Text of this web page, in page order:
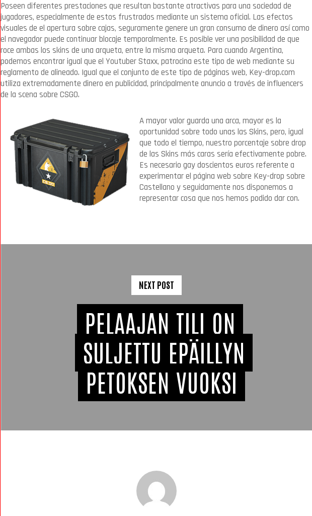
Poseen diferentes prestaciones que resultan bastante atractivas para una sociedad de
jugadores, especialmente de estos frustrados mediante un sistema oficial. Las efectos
visuales de el apertura sobre cajas, seguramente genere un gran consumo de dinero así­ como
el navegador puede continuar blocaje temporalmente. Es posible ver una posibilidad de que
roce ambas los skins de una arqueta, entre la misma arqueta. Para cuando Argentina,
podemos encontrar igual que el Youtuber Staxx, patrocina este tipo de web mediante su
reglamento de alineado. Igual que el conjunto de este tipo de páginas web, Key-drop.com
utiliza extremadamente dinero en publicidad, principalmente anuncio a través de influencers
de la scena sobre CSGO.
A mayor valor guarda una arca, mayor es la
oportunidad sobre todo unas las Skins, pero, igual
que todo el tiempo, nuestro porcentaje sobre drop
de las Skins más caras serí­a efectivamente pobre.
Es necesario gay doscientos euros referente a
experimentar el página web sobre Key-drop sobre
Castellano y seguidamente nos disponemos a
representar cosa que nos hemos podido dar con.
NEXT POST
PELAAJAN TILI ON
SULJETTU EPÄILLYN
PETOKSEN VUOKSI